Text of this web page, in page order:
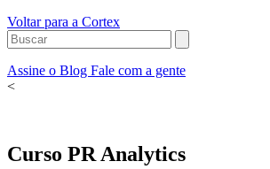
Voltar para a Cortex
Assine o Blog Fale com a gente
<
Curso PR Analytics